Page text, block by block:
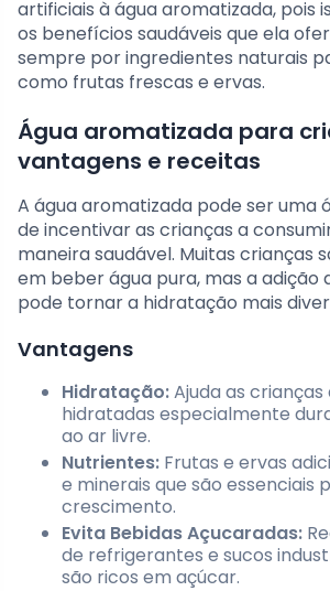
artificiais à água aromatizada, pois
os benefícios saudáveis que ela
sempre por ingredientes naturais
como frutas frescas e ervas.
Água aromatizada para
vantagens e receitas
A água aromatizada pode ser uma
de incentivar as crianças a
maneira saudável. Muitas crianças
em beber água pura, mas a adição
pode tornar a hidratação mais
Vantagens
Hidratação:Ajuda as
hidratadas especialmente
ao ar livre.
Nutrientes: Frutas e ervas
e minerais que são essenciais
crescimento.
Evita Bebidas Açucaradas:
de refrigerantes e sucos
são ricos em açúcar.